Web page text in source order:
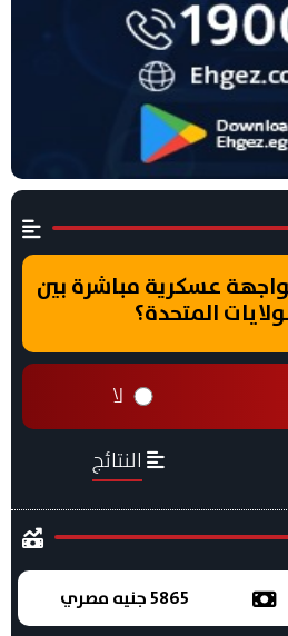
عسكرية مباشرة بين
المتحدة؟
لا
النتائج
5865 جنيه مصري